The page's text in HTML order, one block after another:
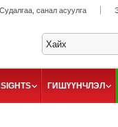
санал асуулга
ГИШҮҮНЧЛЭЛ